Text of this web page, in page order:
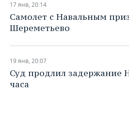
17 янв, 20:14
Самолет с Навальным
Шереметьево
19 янв, 20:07
Суд продлил задержание
часа